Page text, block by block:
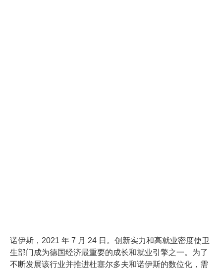
诺伊斯，2021 年 7 月 24 日。创新实力和高就业密度使卫
生部门成为德国经济最重要的成长和就业引擎之一。为了
不断发展该行业并推进杜塞尔多夫和诺伊斯的数位化，需